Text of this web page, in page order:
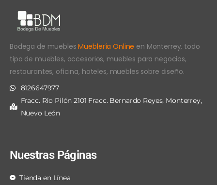
Bodega de mueblesMueblería Online en Monterrey, todo
tipo de muebles, accesorios, muebles para negocios,
restaurantes, oficina, hoteles, muebles sobre diseño.
8126647977
Fracc. Río Pilón 2101 Fracc. Bernardo Reyes, Monterrey,
Nuevo León
Nuestras Páginas
Tienda en Línea